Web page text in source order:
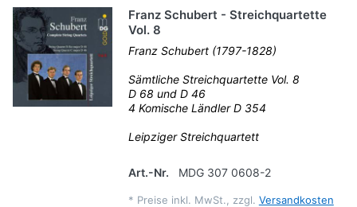
Franz Schubert - Streichquartette
Vol. 8
Franz Schubert (1797-1828)
Sämtliche Streichquartette Vol. 8
D 68 und D 46
4 Komische Ländler D 354
Leipziger Streichquartett
Art.-Nr. MDG 307 0608-2
* Preise inkl. MwSt., zzgl. Versandkosten